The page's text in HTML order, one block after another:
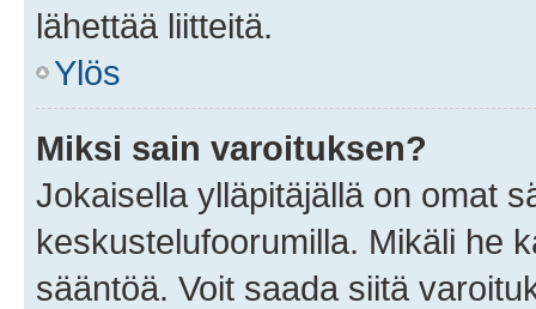
lähettää liitteitä.
Ylös
Miksi sain varoituksen?
Jokaisella ylläpitäjällä on omat
keskustelufoorumilla. Mikäli he
sääntöä. Voit saada siitä